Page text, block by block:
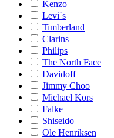
Kenzo
Levi´s
Timberland
Clarins
Philips
The North Face
Davidoff
Jimmy Choo
Michael Kors
Falke
Shiseido
Ole Henriksen